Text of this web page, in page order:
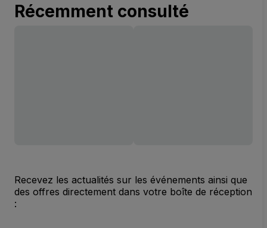
Récemment consulté
Recevez les actualités sur les événements ainsi que
des offres directement dans votre boîte de réception
: